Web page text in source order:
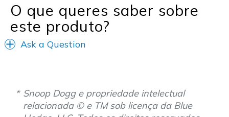
Special Occasions
Travel
O que queres saber sobre
este produto?
Ask a Question
Snoop Dogg e propriedade intelectual
relacionada © e TM sob licença da Blue